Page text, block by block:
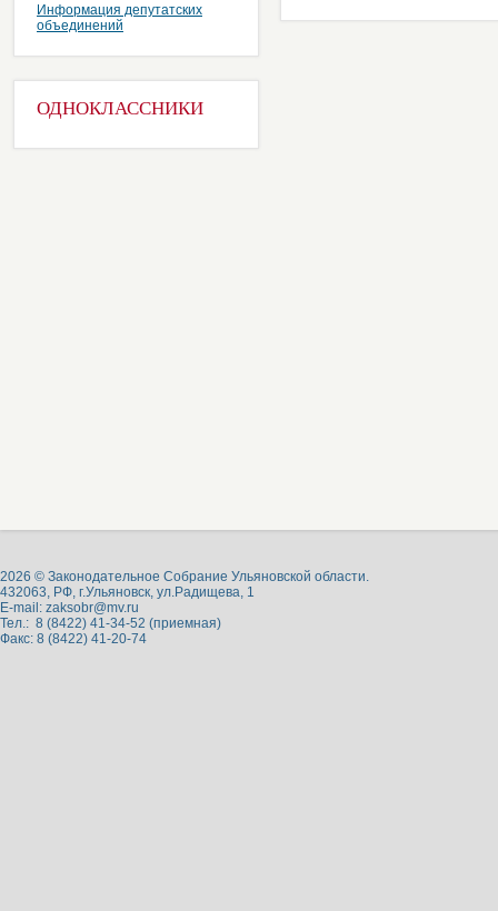
Информация депутатских
объединений
ОДНОКЛАССНИКИ
2026 © Законодательное Собрание Ульяновской области.
432063, РФ, г.Ульяновск, ул.Радищева, 1
E-mail: zaksobr@mv.ru
Тел.: 8 (8422) 41-34-52 (приемная)
Факс: 8 (8422) 41-20-74